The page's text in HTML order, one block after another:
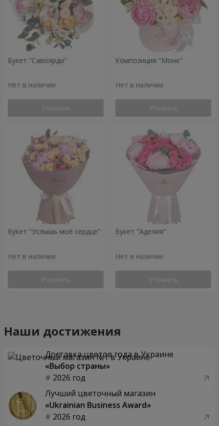
Букет "Савоярди"
Нет в наличии
Уточнить
Композиция "Моне"
Нет в наличии
Уточнить
Букет "Услышь моё сердце"
Нет в наличии
Уточнить
Букет "Аделия"
Нет в наличии
Уточнить
Наши достижения
Доставка цветов года в Украине
«Выбор страны»
2026 год
Лучший цветочный магазин
«Ukrainian Business Award»
2026 год